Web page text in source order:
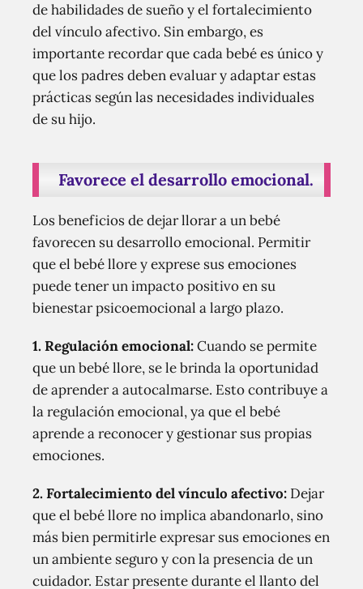
de habilidades de sueño y el fortalecimiento
del vínculo afectivo. Sin embargo, es
importante recordar que cada bebé es único y
que los padres deben evaluar y adaptar estas
prácticas según las necesidades individuales
de su hijo.
Favorece el desarrollo emocional.
Los beneficios de dejar llorar a un bebé
favorecen su desarrollo emocional. Permitir
que el bebé llore y exprese sus emociones
puede tener un impacto positivo en su
bienestar psicoemocional a largo plazo.
1. Regulación emocional:Cuando se permite
que un bebé llore, se le brinda la oportunidad
de aprender a autocalmarse. Esto contribuye a
la regulación emocional, ya que el bebé
aprende a reconocer y gestionar sus propias
emociones.
2. Fortalecimiento del vínculo afectivo: Dejar
que el bebé llore no implica abandonarlo, sino
más bien permitirle expresar sus emociones en
un ambiente seguro y con la presencia de un
cuidador. Estar presente durante el llanto del